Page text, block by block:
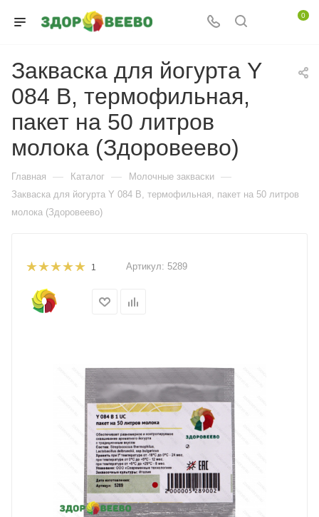
0
Закваска для йогурта Y
084 B, термофильная,
пакет на 50 литров
молока (Здоровеево)
Главная — Каталог — Молочные закваски —
Закваска для йогурта Y 084 B, термофильная, пакет на 50 литров
молока (Здоровеево)
1 Артикул: 5289